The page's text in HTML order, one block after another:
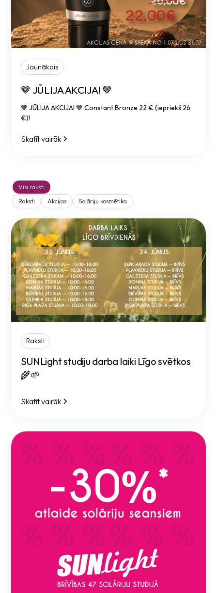
Jaunākais
🤎 JŪLIJA AKCIJA! 🤎
🤎 JŪLIJA AKCIJA! 🤎 Constant Bronze 22 € (iepriekš 26
€)!
Skatīt vairāk
Visi raksti
Raksti
Akcijas Solāriju kosmētika
Raksti
SUNLight studiju darba laiki Līgo svētkos
🌾🌱
Skatīt vairāk